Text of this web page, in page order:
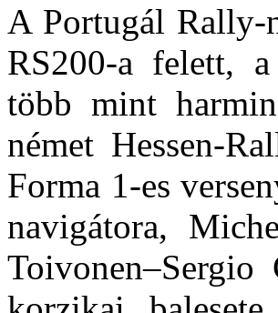
A Portugál Rally-
RS200-a felett,
több mint
német Hessen-
Forma 1-es
navigátora,